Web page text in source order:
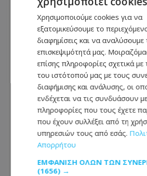
ΕΛΛΑΔΑ
06.08.2026 - 11:36
Το εξωτικό φρούτο που
ένα ελληνικό νησί
Χρησιμοποιούμε cookies για να
εξατομικεύσουμε το
διαφημίσεις και να αναλύσουμε
επισκεψιμότητά μας.
επίσης πληροφορίες σχετικά με
του ιστότοπού μας με τους
διαφήμισης και ανάλυσης, οι
ενδέχεται να τις συνδυάσουν
πληροφορίες που τους έχετε
που έχουν συλλέξει από τη
υπηρεσιών τους από εσάς.
Απορρήτου
ΕΜΦΆΝΙΣΗ ΌΛΩΝ ΤΩΝ
(1656) →